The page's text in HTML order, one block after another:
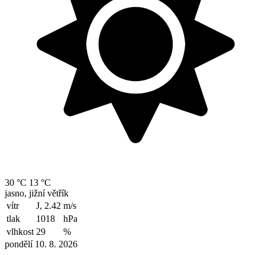
30 °C 13 °C
jasno, jižní větřík
vítr
J, 2.42 m/s
tlak
1018
hPa
vlhkost 29
%
pondělí 10. 8. 2026